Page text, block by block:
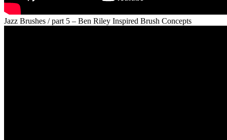
Jazz Brushes / part 5 – Ben Riley Inspired Brush Concepts